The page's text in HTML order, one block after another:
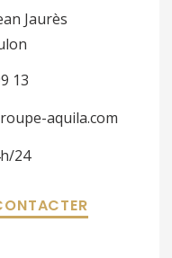
Jaurès
13
aquila.com
24